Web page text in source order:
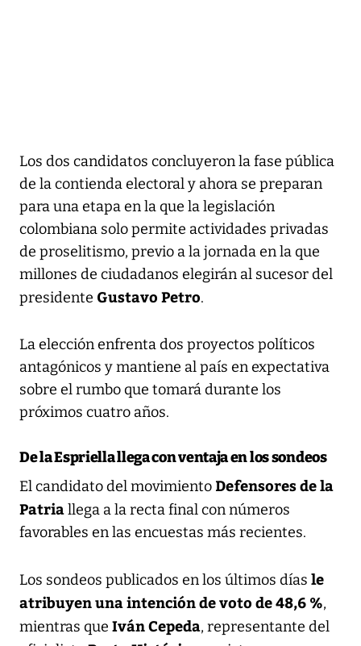
Los dos candidatos concluyeron la fase pública
de la contienda electoral y ahora se preparan
para una etapa en la que la legislación
colombiana solo permite actividades privadas
de proselitismo, previo a la jornada en la que
millones de ciudadanos elegirán al sucesor del
presidente Gustavo Petro.
La elección enfrenta dos proyectos políticos
antagónicos y mantiene al país en expectativa
sobre el rumbo que tomará durante los
próximos cuatro años.
De la Espriella llega con ventaja en los sondeos
El candidato del movimiento Defensores de la
Patriallega a la recta final con números
favorables en las encuestas más recientes.
Los sondeos publicados en los últimos días le
atribuyen una intención de voto de 48,6 %,
mientras que Iván Cepeda, representante del